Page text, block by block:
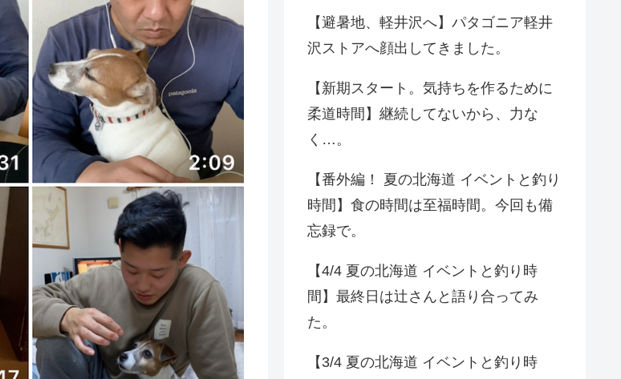
【避暑地、軽井沢へ】パタゴニア軽井
沢ストアへ顔出してきました。
【新期スタート。気持ちを作るために
柔道時間】継続してないから、力な
く…。
【番外編！ 夏の北海道 イベントと釣り
時間】食の時間は至福時間。今回も備
忘録で。
【4/4 夏の北海道 イベントと釣り時
間】最終日は辻さんと語り合ってみ
た。
【3/4 夏の北海道 イベントと釣り時